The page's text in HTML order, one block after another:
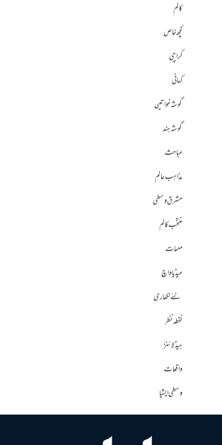
کالم
کچھ خاص
کراچی
کہانی
گوشہ خواتین
گوشہ ہند
مباحث
مذاہب عالم
مشرق وسطی
منتخب کالم
مہمات
میڈیا واچ
نئے لکھاری
نقطہ نظر
ہیڈلائنز
واقعات
وسطی ایشیا